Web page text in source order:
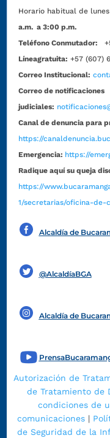
Horario habitual de
a.m. a 3:00 p.m.
Teléfono Conmutador:
Líneagratuita: +57 (607)
Correo Institucional:
Correo de notificaciones
judiciales:
Canal de denuncia para
https://
Emergencia: https://
Radique aquí su queja
https://
1/secretarias/oficina-
Alcaldía de
@AlcaldíaBGA
Alcaldía de
Autorización de
de Tratamiento de
condiciones de
comunicaciones|
de Seguridad de la